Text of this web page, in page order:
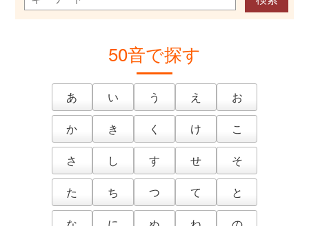
50音で探す
あ い う え
お
か
き く け
こ
さ
し す せ
そ
た
ち つ て
と